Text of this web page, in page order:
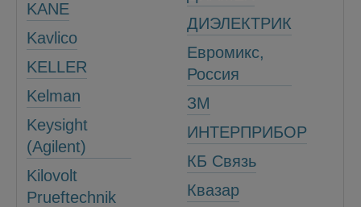
KANE
Kavlico
KELLER
Kelman
Keysight
(Agilent)
Kilovolt
Prueftechnik
ДИЭЛЕКТРИК
Евромикс,
Россия
ЗМ
ИНТЕРПРИБОР
КБ Связь
Квазар